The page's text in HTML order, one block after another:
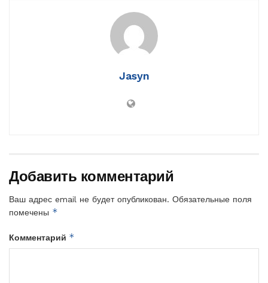
Jasyn
Добавить комментарий
Ваш адрес email не будет опубликован. Обязательные поля
помечены *
Комментарий *